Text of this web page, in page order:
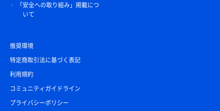
「安全への取り組み」掲載につ
いて
推奨環境
特定商取引法に基づく表記
利用規約
コミュニティガイドライン
プライバシーポリシー